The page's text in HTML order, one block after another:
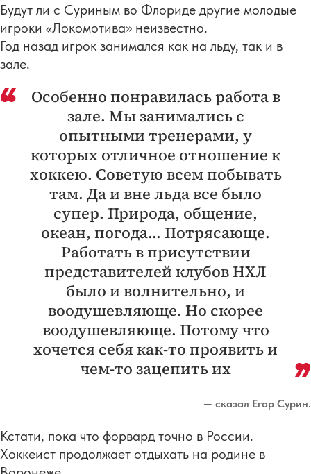
Будут ли с Суриным во Флориде другие молодые
игроки «Локомотива» неизвестно.
Год назад игрок занимался как на льду, так и в
зале.
Особенно понравилась работа в
зале. Мы занимались с
опытными тренерами, у
которых отличное отношение к
хоккею. Советую всем побывать
там. Да и вне льда все было
супер. Природа, общение,
океан, погода... Потрясающе.
Работать в присутствии
представителей клубов НХЛ
было и волнительно, и
воодушевляюще. Но скорее
воодушевляюще. Потому что
хочется себя как-то проявить и
чем-то зацепить их
— сказал Егор Сурин.
Кстати, пока что форвард точно в России.
Хоккеист продолжает отдыхать на родине в